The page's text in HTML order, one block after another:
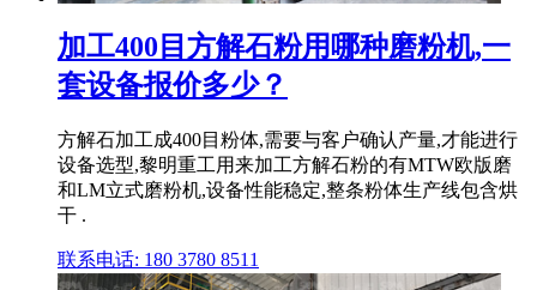
加工400目方解石粉用哪种磨粉机,一
套设备报价多少？
方解石加工成400目粉体,需要与客户确认产量,才能进行
设备选型,黎明重工用来加工方解石粉的有MTW欧版磨
和LM立式磨粉机,设备性能稳定,整条粉体生产线包含烘
干 .
联系电话: 180 3780 8511